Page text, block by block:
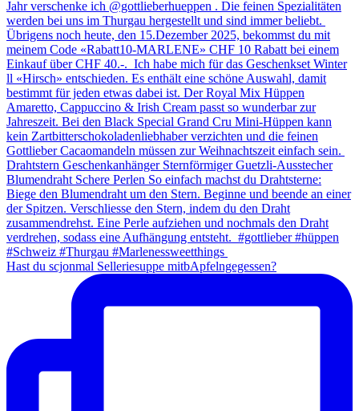
Hast du scjonmal Selleriesuppe mitbApfelngegessen?